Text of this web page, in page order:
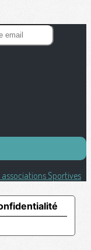
associations Sportives